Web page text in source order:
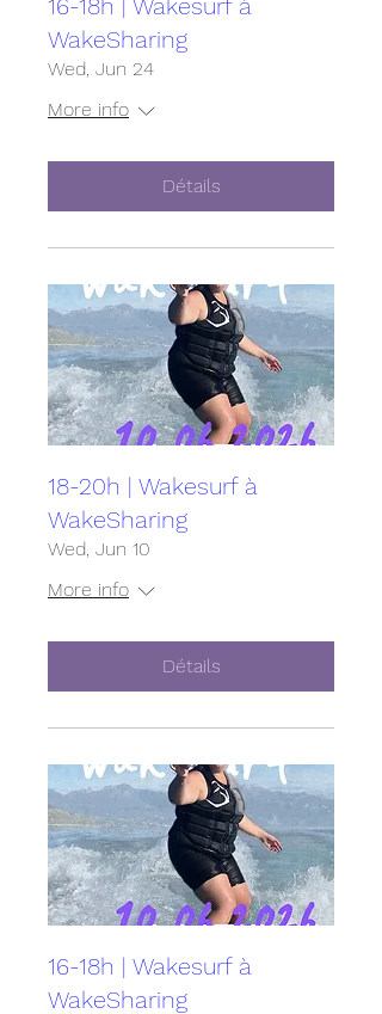
16-18h | Wakesurf à
WakeSharing
Wed, Jun 24
More info
Détails
18-20h | Wakesurf à
WakeSharing
Wed, Jun 10
More info
Détails
16-18h | Wakesurf à
WakeSharing